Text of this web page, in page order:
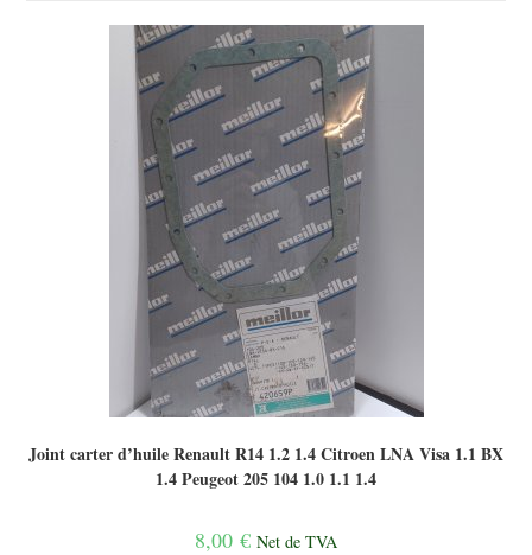
Joint carter d’huile Renault R14 1.2 1.4 Citroen LNA Visa 1.1 BX
1.4 Peugeot 205 104 1.0 1.1 1.4
8,00 € Net de TVA